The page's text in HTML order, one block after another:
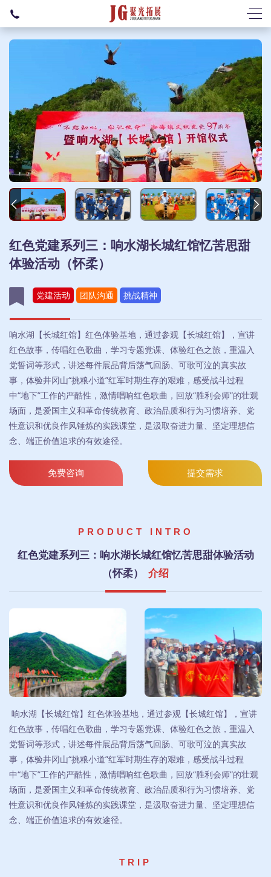
红色党建系列三：响水湖长城红馆忆苦思甜
体验活动（怀柔）
党建活动 团队沟通 挑战精神
响水湖【长城红馆】红色体验基地，通过参观【长城红馆】，宣讲
红色故事，传唱红色歌曲，学习专题党课、体验红色之旅，重温入
党誓词等形式，讲述每件展品背后荡气回肠、可歌可泣的真实故
事，体验井冈山“挑粮小道”红军时期生存的艰难，感受战斗过程
中“地下”工作的严酷性，激情唱响红色歌曲，回放“胜利会师”的壮观
场面，是爱国主义和革命传统教育、政治品质和行为习惯培养、党
性意识和优良作风锤炼的实践课堂，是汲取奋进力量、坚定理想信
念、端正价值追求的有效途径。
免费咨询 提交需求
PRODUCT INTRO
红色党建系列三：响水湖长城红馆忆苦思甜体验活动
（怀柔） 介绍
响水湖【长城红馆】红色体验基地，通过参观【长城红馆】，宣讲
红色故事，传唱红色歌曲，学习专题党课、体验红色之旅，重温入
党誓词等形式，讲述每件展品背后荡气回肠、可歌可泣的真实故
事，体验井冈山“挑粮小道”红军时期生存的艰难，感受战斗过程
中“地下”工作的严酷性，激情唱响红色歌曲，回放“胜利会师”的壮观
场面，是爱国主义和革命传统教育、政治品质和行为习惯培养、党
性意识和优良作风锤炼的实践课堂，是汲取奋进力量、坚定理想信
念、端正价值追求的有效途径。
TRIP